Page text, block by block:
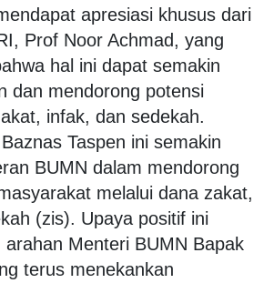
apresiasi khusus dari
Prof Noor Achmad, yang
hal ini dapat semakin
dan mendorong potensi
infak, dan sedekah.
Taspen ini semakin
BUMN dalam mendorong
melalui dana zakat,
(zis). Upaya positif ini
arahan Menteri BUMN Bapak
terus menekankan